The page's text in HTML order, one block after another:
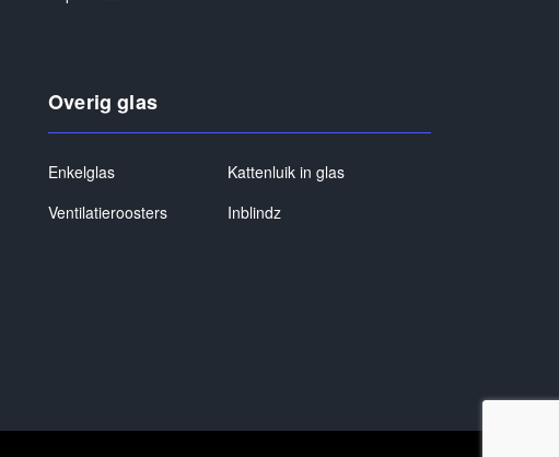
Overig glas
Enkelglas
Kattenluik in glas
Ventilatieroosters
Inblindz